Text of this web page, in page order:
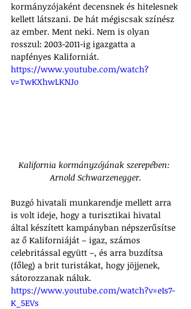
kormányzójaként decensnek és hitelesnek
kellett látszani. De hát mégiscsak színész
az ember. Ment neki. Nem is olyan
rosszul: 2003-2011-ig igazgatta a
napfényes Kaliforniát.
https://www.youtube.com/watch?
v=TwKXhwLKNJo
Kalifornia kormányzójának szerepében:
Arnold Schwarzenegger.
Buzgó hivatali munkarendje mellett arra
is volt ideje, hogy a turisztikai hivatal
által készített kampányban népszerűsítse
az ő Kaliforniáját – igaz, számos
celebritással együtt –, és arra buzdítsa
(főleg) a brit turistákat, hogy jöjjenek,
sátorozzanak náluk.
https://www.youtube.com/watch?v=eIs7-
K_5EVs